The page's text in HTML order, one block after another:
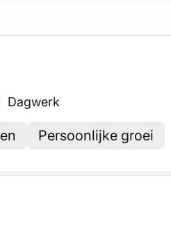
Dagwerk
Persoonlijke groei